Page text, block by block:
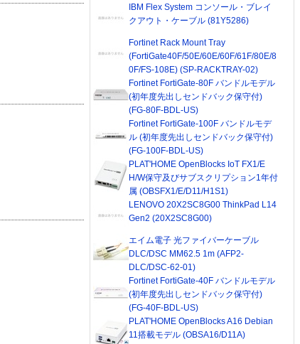
IBM Flex System コンソール・ブレイ
クアウト・ケーブル (81Y5286)
Fortinet Rack Mount Tray
(FortiGate40F/50E/60E/60F/61F/80E/8
0F/FS-108E) (SP-RACKTRAY-02)
Fortinet FortiGate-80F バンドルモデル
(初年度先出しセンドバック保守付)
(FG-80F-BDL-US)
Fortinet FortiGate-100F バンドルモデ
ル (初年度先出しセンドバック保守付)
(FG-100F-BDL-US)
PLAT'HOME OpenBlocks IoT FX1/E
H/W保守及びサブスクリプション1年付
属 (OBSFX1/E/D11/H1S1)
LENOVO 20X2SC8G00 ThinkPad L14
Gen2 (20X2SC8G00)
エイム電子 光ファイバーケーブル
DLC/DSC MM62.5 1m (AFP2-
DLC/DSC-62-01)
Fortinet FortiGate-40F バンドルモデル
(初年度先出しセンドバック保守付)
(FG-40F-BDL-US)
PLAT'HOME OpenBlocks A16 Debian
11搭載モデル (OBSA16/D11A)